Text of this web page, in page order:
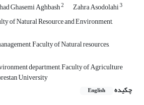
Ghasemi Aghbash2 Zahra Asodolahi3
of Natural Resource and Environment,
Faculty of Natural resources,
department, Faculty of Agriculture
University
چکیده
English